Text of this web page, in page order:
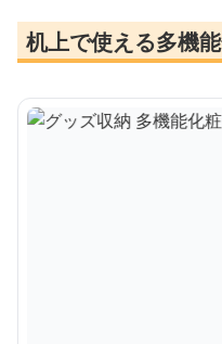
机上で使える多機